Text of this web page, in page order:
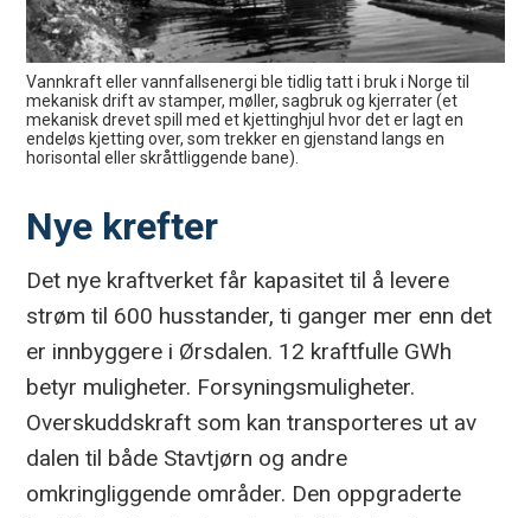
Vannkraft eller vannfallsenergi ble tidlig tatt i bruk i Norge til
mekanisk drift av stamper, møller, sagbruk og kjerrater (et
mekanisk drevet spill med et kjettinghjul hvor det er lagt en
endeløs kjetting over, som trekker en gjenstand langs en
horisontal eller skråttliggende bane).
Nye krefter
Det nye kraftverket får kapasitet til å levere
strøm til 600 husstander, ti ganger mer enn det
er innbyggere i Ørsdalen. 12 kraftfulle GWh
betyr muligheter. Forsyningsmuligheter.
Overskuddskraft som kan transporteres ut av
dalen til både Stavtjørn og andre
omkringliggende områder. Den oppgraderte